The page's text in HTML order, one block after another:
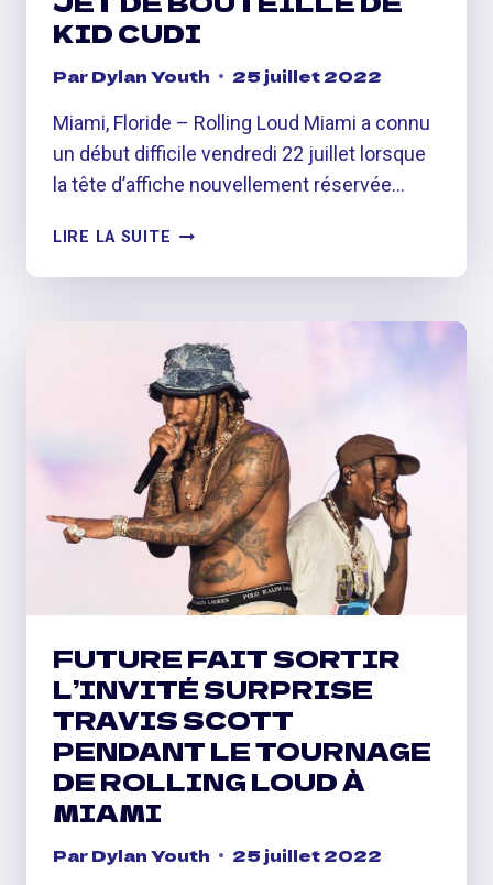
KID CUDI
ParDylan Youth 25 juillet 2022
Miami, Floride – Rolling Loud Miami a connu
un début difficile vendredi 22 juillet lorsque
la tête d’affiche nouvellement réservée…
LIRE LA SUITE ROLLING
MIAMI
DU
JET
DE
BOUTEILLE
DE
KID
CUDI
FUTURE FAIT SORTIR
L’INVITÉ SURPRISE
TRAVIS SCOTT
PENDANT LE TOURNAGE
DE ROLLING LOUD À
MIAMI
ParDylan Youth 25 juillet 2022